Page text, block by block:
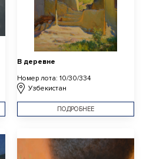
В деревне
Номер лота: 10/30/334
Узбекистан
ПОДРОБНЕЕ